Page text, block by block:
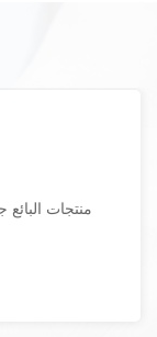
منتجات